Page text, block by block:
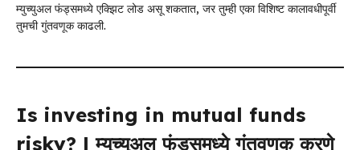
म्युच्युअल फंड्समध्ये एक्झिट लोड असू शकतात, जर तुम्ही एका विशिष्ट कालावधीपूर्वी
तुमची गुंतवणूक काढली.
Is investing in mutual funds
risky? | म्युच्युअल फंड्समध्ये गुंतवणूक करणे